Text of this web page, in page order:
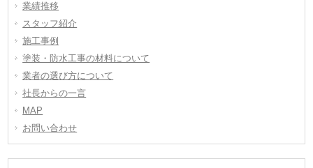
業績推移
スタッフ紹介
施工事例
塗装・防水工事の材料について
業者の選び方について
社長からの一言
MAP
お問い合わせ